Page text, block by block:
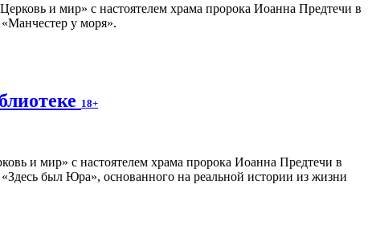
и мир» с настоятелем храма пророка Иоанна Предтечи в
у моря».
18+
и мир» с настоятелем храма пророка Иоанна Предтечи в
был Юра», основанного на реальной истории из жизни